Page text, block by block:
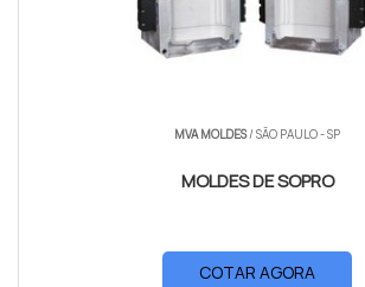
MVA MOLDES/ SÃO PAULO - SP
MOLDES DE SOPRO
COTAR AGORA